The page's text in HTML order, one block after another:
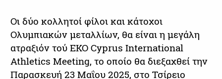
Οι δύο κολλητοί φίλοι και κάτοχοι
Ολυμπιακών μεταλλίων, θα είναι η μεγάλη
ατραξιόν τού ΕΚΟ Cyprus International
Athletics Meeting, το οποίο θα διεξαχθεί την
Παρασκευή 23 Μαΐου 2025, στο Τσίρειο